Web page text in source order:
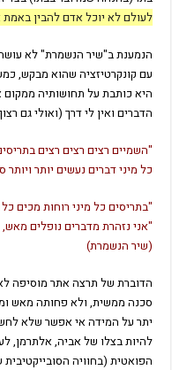
לעולם לא יוכל אדם להבין באמת
הנמענת ב"שיר הנשמרת" לא
עם קונקרטיזציה שהוא מבקש,
היא כותבת על תחושותיה ממקום
הדברים ואין לי דרך (ואולי גם
"השמיים רצים רצים רצים
כל מיני דברים נעשים יותר ויותר
"בתריסים כל מיני רוחות מכים
"אני נזהרת מדברים נופלים מאש,
(שיר הנשמרת)
הדוברת של תרצה אתר מוסיפה
סכנה ממשית, ולא פחותה מאש
יתר על המידה אי אפשר שלא
להיות בצלו של אביה, אלתרמן,
הפואטית (בחוויה